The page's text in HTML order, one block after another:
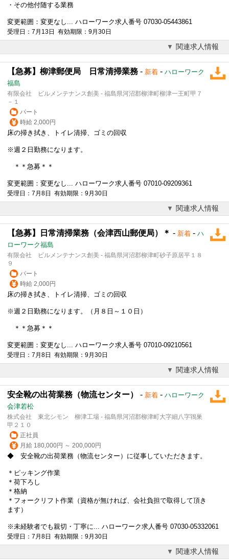
・その他付随する業務
変更範囲：変更なし... ハローワーク求人番号 07030-05443861
受理日：7月13日 有効期限：9月30日
関連求人情報
【急募】柳津郵便局 日常清掃業務 - 新着 - ハローワーク
福島
有限会社 ビルメンテナンス創美 - 福島県河沼郡柳津町柳津一王町甲７
－１
パート
時給 2,000円
床の掃き拭き、トイレ清掃、ゴミの回収
※週２日勤務になります。
＊＊急募＊＊
変更範囲：変更なし... ハローワーク求人番号 07010-09209361
受理日：7月8日 有効期限：9月30日
関連求人情報
【急募】日常清掃業務（会津西山郵便局）＊ - 新着 - ハ
ローワーク福島
有限会社 ビルメンテナンス創美 - 福島県河沼郡柳津町砂子原居平１８
９
パート
時給 2,000円
床の掃き拭き、トイレ清掃、ゴミの回収
※週２日勤務になります。（月８日～１０日）
＊＊急募＊＊
変更範囲：変更なし... ハローワーク求人番号 07010-09210561
受理日：7月8日 有効期限：9月30日
関連求人情報
安全靴の出荷業務（物流センター） - 新着 - ハローワーク
会津若松
株式会社 東北シモン 柳津工場 - 福島県河沼郡柳津町大字細八字鴇巣
甲２１０
正社員
月給 180,000円 ～ 200,000円
◆ 安全靴の出荷業務（物流センター）に従事していただきます。
＊ピッキング作業
＊荷下ろし
＊格納
＊フォークリフト作業（資格が無ければ、会社負担で取得して頂き
ます）
※未経験者でも親切・丁寧に... ハローワーク求人番号 07030-05332061
受理日：7月8日 有効期限：9月30日
関連求人情報